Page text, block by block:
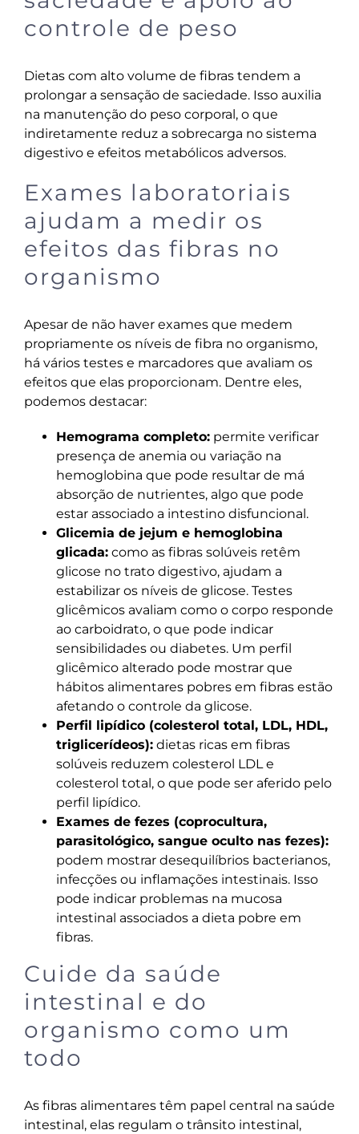
controle de peso
Dietas com alto volume de fibras tendem a
prolongar a sensação de saciedade. Isso auxilia
na manutenção do peso corporal, o que
indiretamente reduz a sobrecarga no sistema
digestivo e efeitos metabólicos adversos.
Exames laboratoriais
ajudam a medir os
efeitos das fibras no
organismo
Apesar de não haver exames que medem
propriamente os níveis de fibra no organismo,
há vários testes e marcadores que avaliam os
efeitos que elas proporcionam. Dentre eles,
podemos destacar:
Hemograma completo:permite verificar
presença de anemia ou variação na
hemoglobina que pode resultar de má
absorção de nutrientes, algo que pode
estar associado a intestino disfuncional.
Glicemia de jejum e hemoglobina
glicada:como as fibras solúveis retêm
glicose no trato digestivo, ajudam a
estabilizar os níveis de glicose. Testes
glicêmicos avaliam como o corpo responde
ao carboidrato, o que pode indicar
sensibilidades ou diabetes. Um perfil
glicêmico alterado pode mostrar que
hábitos alimentares pobres em fibras estão
afetando o controle da glicose.
Perfil lipídico (colesterol total, LDL, HDL,
triglicerídeos):dietas ricas em fibras
solúveis reduzem colesterol LDL e
colesterol total, o que pode ser aferido pelo
perfil lipídico.
Exames de fezes (coprocultura,
parasitológico, sangue oculto nas fezes):
podem mostrar desequilíbrios bacterianos,
infecções ou inflamações intestinais. Isso
pode indicar problemas na mucosa
intestinal associados a dieta pobre em
fibras.
Cuide da saúde
intestinal e do
organismo como um
todo
As fibras alimentares têm papel central na saúde
intestinal, elas regulam o trânsito intestinal,